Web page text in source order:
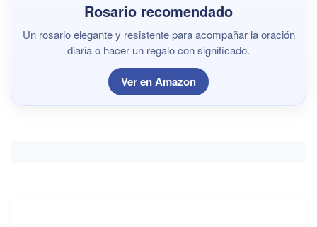
Rosario recomendado
Un rosario elegante y resistente para acompañar la oración
diaria o hacer un regalo con significado.
Ver en Amazon